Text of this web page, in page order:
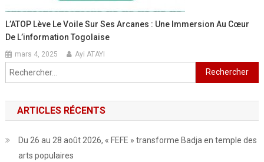
L’ATOP Lève Le Voile Sur Ses Arcanes : Une Immersion Au Cœur
De L’information Togolaise
mars 4, 2025 Ayi ATAYI
Rechercher :
ARTICLES RÉCENTS
Du 26 au 28 août 2026, « FEFE » transforme Badja en temple des
arts populaires